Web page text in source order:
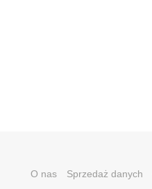
O nas Sprzedaż danych